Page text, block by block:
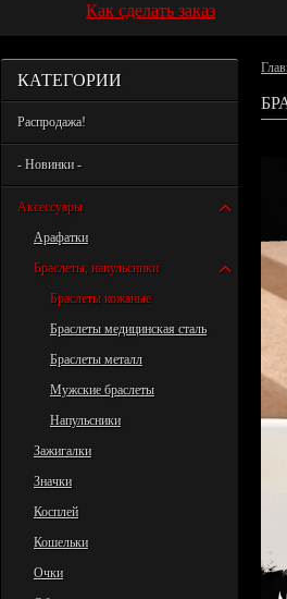
Как сделать заказ
КАТЕГОРИИ
Распродажа!
- Новинки -
Аксессуары
Арафатки
Браслеты, напульсники
Браслеты кожаные
Браслеты медицинская сталь
Браслеты металл
Мужские браслеты
Напульсники
Зажигалки
Значки
Косплей
Кошельки
Очки